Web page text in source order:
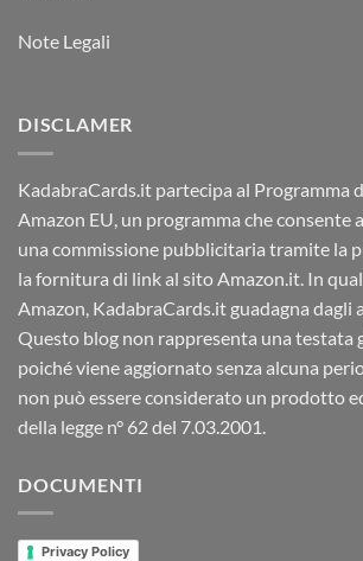
Note Legali
DISCLAMER
KadabraCards.it partecipa al Programma
Amazon EU, un programma che consente
una commissione pubblicitaria tramite la
la fornitura di link al sito Amazon.it. In
Amazon, KadabraCards.it guadagna dagli
Questo blog non rappresenta una testata
poiché viene aggiornato senza alcuna
non può essere considerato un prodotto
della legge n° 62 del 7.03.2001.
DOCUMENTI
Privacy Policy